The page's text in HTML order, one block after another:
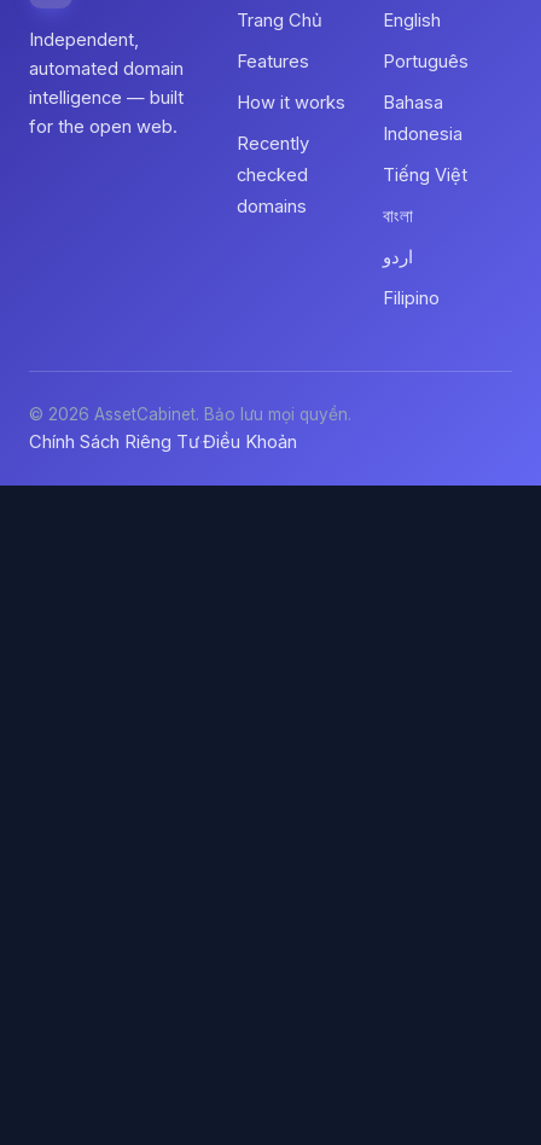
Independent,
automated domain
intelligence — built
for the open web.
Trang Chủ
Features
How it works
Recently
checked
domains
English
Português
Bahasa
Indonesia
Tiếng Việt
বাংলা
اردو
Filipino
© 2026 AssetCabinet. Bảo lưu mọi quyền.
Chính Sách Riêng Tư·Điều Khoản